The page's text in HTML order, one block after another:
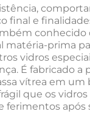
final e
conhecido
matéria-prima
vidros
É fabricado a
vítrea em um
que os
ferimentos após